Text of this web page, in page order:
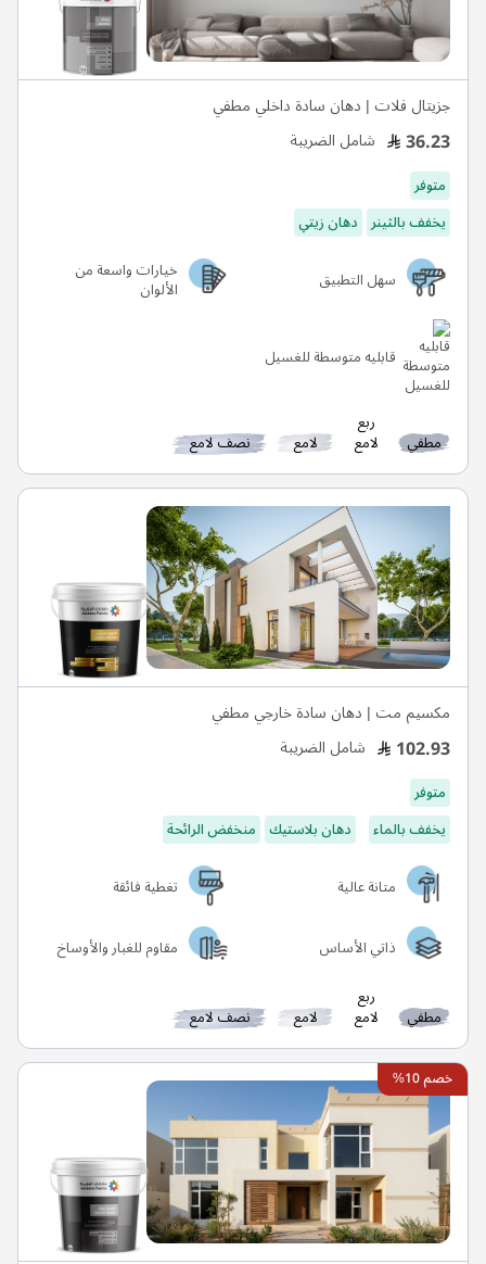
جزيتال فلات | دهان سادة داخلي مطفي
36.23 شامل الضريبة
متوفر
يخفف بالثينر دهان زيتي
سهل التطبيق
خيارات واسعة من
الألوان
قابليه متوسطة للغسيل
مطفي
ربع
لامع لامع نصف لامع
مكسيم مت | دهان سادة خارجي مطفي
102.93 شامل الضريبة
متوفر
يخفف بالماء
دهان بلاستيك منخفض الرائحة
متانة عالية
تغطية فائقة
ذاتي الأساس
مقاوم للغبار والأوساخ
مطفي
ربع
لامع لامع نصف لامع
خصم 10%